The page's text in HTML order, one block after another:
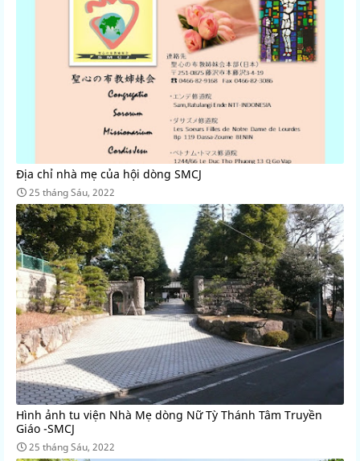
Địa chỉ nhà mẹ của hội dòng SMCJ
25 tháng Sáu, 2022
Hình ảnh tu viện Nhà Mẹ dòng Nữ Tỳ Thánh Tâm Truyền
Giáo -SMCJ
25 tháng Sáu, 2022